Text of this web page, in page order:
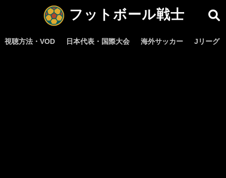
フットボール戦士
視聴方法・VOD 日本代表・国際大会 海外サッカー Jリーグ